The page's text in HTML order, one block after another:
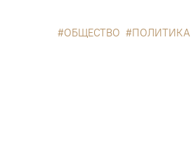
ОБЩЕСТВО ПОЛИТИКА